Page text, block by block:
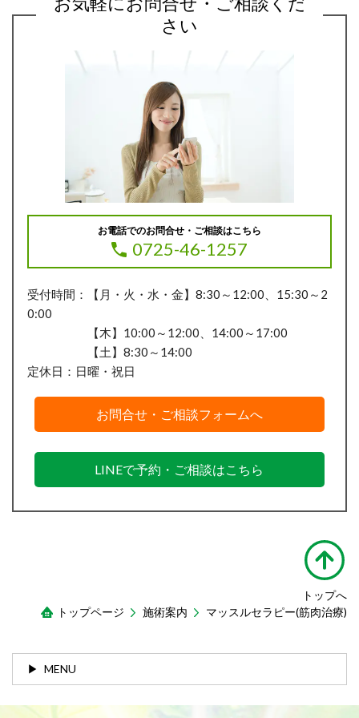
さい
お電話でのお問合せ・ご相談はこちら
0725-46-1257
受付時間：【月・火・水・金】8:30～12:00、15:30～2
0:00
【木】10:00～12:00、14:00～17:00
【土】8:30～14:00
定休日：日曜・祝日
お問合せ・ご相談フォームへ
LINEで予約・ご相談はこちら
トップへ
トップページ
施術案内 マッスルセラピー(筋肉治療)
MENU